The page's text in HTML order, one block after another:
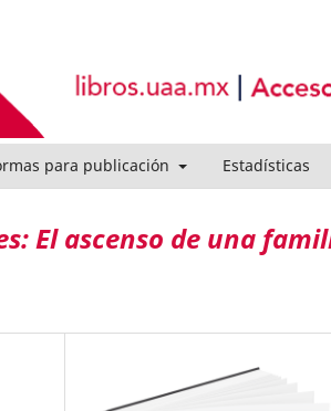
para publicación Estadísticas
El ascenso de una